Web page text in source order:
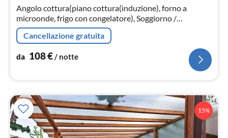
Angolo cottura(piano cottura(induzione), forno a
microonde, frigo con congelatore), Soggiorno /
Pranzo(TV(schermo piatto, satellite), tavolo da pranzo)
Cancellazione gratuita
da 108€/ notte
15%